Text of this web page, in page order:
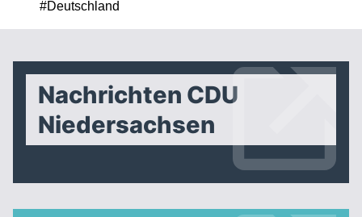
#Deutschland
Nachrichten CDU
Niedersachsen